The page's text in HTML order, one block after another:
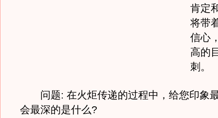
肯定
将带
信心
高的
刺。
问题: 在火炬传递的过程中，给您印象
会最深的是什么?